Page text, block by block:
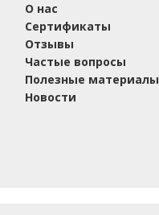
О нас
Сертификаты
Отзывы
Частые вопросы
Полезные материалы
Новости